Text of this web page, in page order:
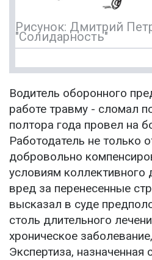
Рисунок: Дмитрий
"Солидарность"
Водитель оборонного
работе травму - сломал
полтора года провел на
Работодатель не только
добровольно
условиям
вред за перенесенные
высказал в суде
столь длительного
хроническое
Экспертиза, назначенная